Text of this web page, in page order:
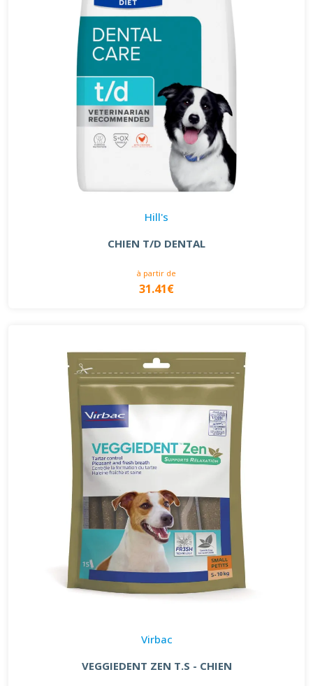
Hill's
CHIEN T/D DENTAL
à partir de
31.41€
Virbac
VEGGIEDENT ZEN T.S - CHIEN